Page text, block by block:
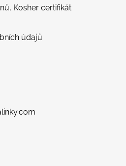
Kosher certifikát
údajů